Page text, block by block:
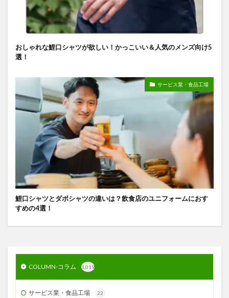
おしゃれな鯉口シャツが欲しい！かっこいい＆人気のメンズ向け5
選！
サービス業・食品工場
鯉口シャツとダボシャツの違いは？飲食店のユニフォームにおす
すめの4選！
COLUMN-コラム 1,019
サービス業・食品工場 22